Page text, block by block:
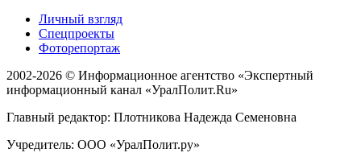
Личный взгляд
Спецпроекты
Фоторепортаж
2002-2026 © Информационное агентство «Экспертный
информационный канал «УралПолит.Ru»
Главный редактор: Плотникова Надежда Семеновна
Учредитель: ООО «УралПолит.ру»